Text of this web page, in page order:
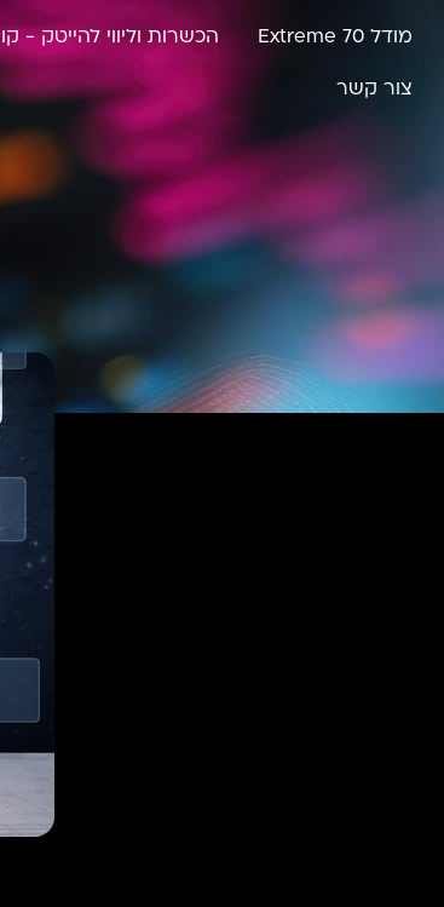
מודל Extreme 70 הכשרות וליווי להייטק -
צור קשר